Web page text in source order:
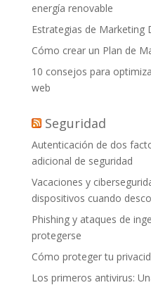
energía renovable
Estrategias de Marketing
Cómo crear un Plan de
10 consejos para
web
Seguridad
Autenticación de dos
adicional de seguridad
Vacaciones y
dispositivos cuando
Phishing y ataques de
protegerse
Cómo proteger tu
Los primeros antivirus: